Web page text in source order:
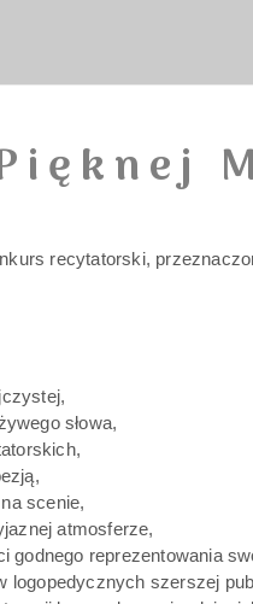
recytatorski,
słowa,
scenie,
atmosferze,
godnego reprezentowania
logopedycznych szerszej